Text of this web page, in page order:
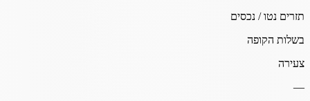
תזרים נטו / נכסים
בשלות הקופה
צעירה
—